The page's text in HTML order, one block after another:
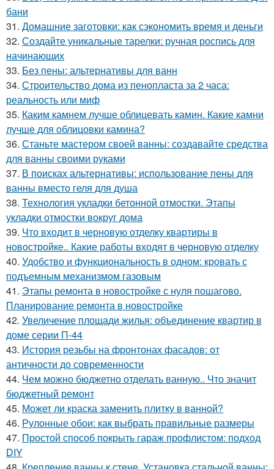
бани
31. Домашние заготовки: как сэкономить время и деньги
32. Создайте уникальные тарелки: ручная роспись для
начинающих
33. Без пены: альтернативы для ванн
34. Строительство дома из пенопласта за 2 часа:
реальность или миф
35. Каким камнем лучше облицевать камин. Какие камни
лучше для облицовки камина?
36. Станьте мастером своей ванны: создавайте средства
для ванны своими руками
37. В поисках альтернативы: использование пены для
ванны вместо геля для душа
38. Технология укладки бетонной отмостки. Этапы
укладки отмостки вокруг дома
39. Что входит в черновую отделку квартиры в
новостройке.. Какие работы входят в черновую отделку
40. Удобство и функциональность в одном: кровать с
подъемным механизмом газовым
41. Этапы ремонта в новостройке с нуля пошагово.
Планирование ремонта в новостройке
42. Увеличение площади жилья: объединение квартир в
доме серии П-44
43. История резьбы на фронтонах фасадов: от
античности до современности
44. Чем можно бюджетно отделать ванную.. Что значит
бюджетный ремонт
45. Может ли краска заменить плитку в ванной?
46. Рулонные обои: как выбрать правильные размеры
47. Простой способ покрыть гараж профлистом: подход
DIY